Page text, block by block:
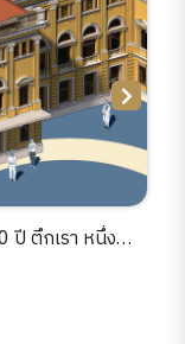
สถาปัตยกรรมมิวเซียม